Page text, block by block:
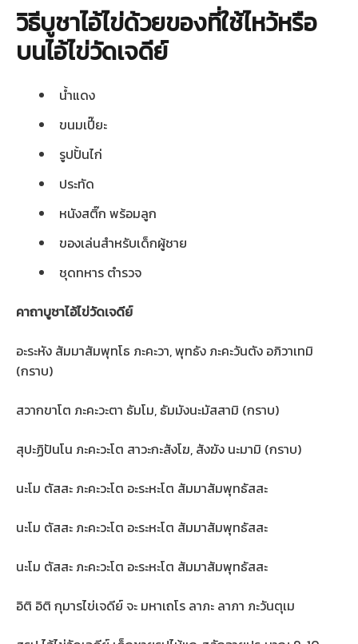
วิธีบูชาไอ้ไข่ด้วยของที่ใช้ไหว้หรือ
บนไอ้ไข่วัดเจดีย์
น้ำแดง
ขนมเปี๊ยะ
รูปปั้นไก่
ประทัด
หนังสติ๊ก พร้อมลูก
ของเล่นสำหรับเด็กผู้ชาย
ชุดทหาร ตำรวจ
คาถาบูชาไอ้ไข่วัดเจดีย์
อะระหัง สัมมาสัมพุทโธ ภะคะวา, พุทธัง ภะคะวันตัง อภิวาเทมิ
(กราบ)
สวากขาโต ภะคะวะตา ธัมโม, ธัมมังนะมัสสามิ (กราบ)
สุปะฏิปันโน ภะคะวะโต สาวะกะสังโฆ, สังฆัง นะมามิ (กราบ)
นะโม ตัสสะ ภะคะวะโต อะระหะโต สัมมาสัมพุทธัสสะ
นะโม ตัสสะ ภะคะวะโต อะระหะโต สัมมาสัมพุทธัสสะ
นะโม ตัสสะ ภะคะวะโต อะระหะโต สัมมาสัมพุทธัสสะ
อิติ อิติ กุมารไข่เจดีย์ จะ มหาเถโร ลาภะ ลาภา ภะวันตุเม